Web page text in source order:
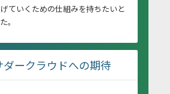
ていくための仕組みを持ちたいと
。
ダークラウドへの期待